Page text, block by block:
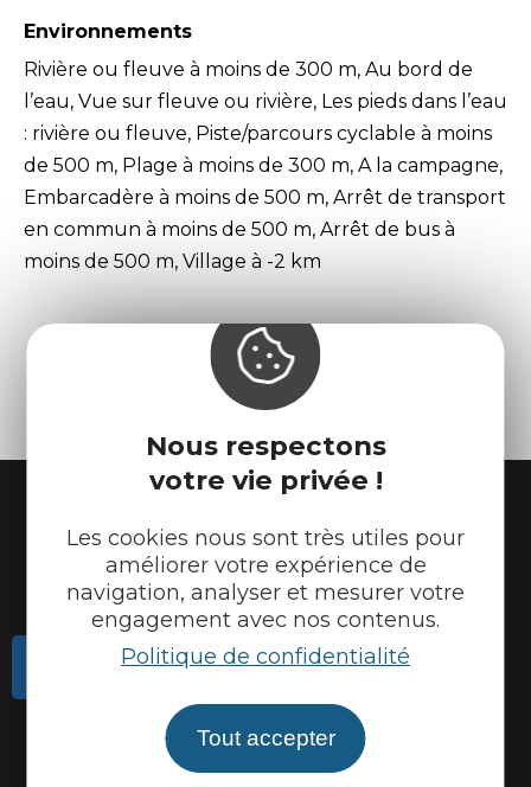
Nous respectons
votre vie privée !
Les cookies nous sont très utiles pour
améliorer votre expérience de
navigation, analyser et mesurer votre
engagement avec nos contenus.
Politique de confidentialité
Tout accepter
Environnements
Rivière ou fleuve à moins de 300 m, Au bord de
l’eau, Vue sur fleuve ou rivière, Les pieds dans l’eau
: rivière ou fleuve, Piste/parcours cyclable à moins
de 500 m, Plage à moins de 300 m, A la campagne,
Embarcadère à moins de 500 m, Arrêt de transport
en commun à moins de 500 m, Arrêt de bus à
moins de 500 m, Village à -2 km
Contactez-nous